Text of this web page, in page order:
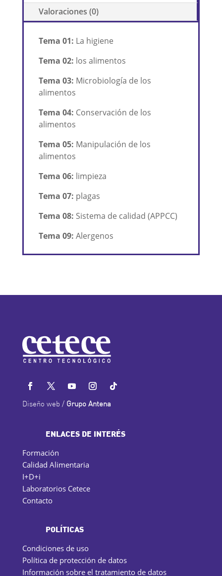
horas
cantidad
Valoraciones (0)
Tema 01: La higiene
Tema 02: los alimentos
Tema 03: Microbiología de los
alimentos
Tema 04: Conservación de los
alimentos
Tema 05: Manipulación de los
alimentos
Tema 06: limpieza
Tema 07: plagas
Tema 08: Sistema de calidad (APPCC)
Tema 09: Alergenos
Diseño web / Grupo Antena
ENLACES DE INTERÉS
Formación
Calidad Alimentaria
I+D+i
Laboratorios Cetece
Contacto
POLÍTICAS
Condiciones de uso
Política de protección de datos
Información sobre el tratamiento de datos